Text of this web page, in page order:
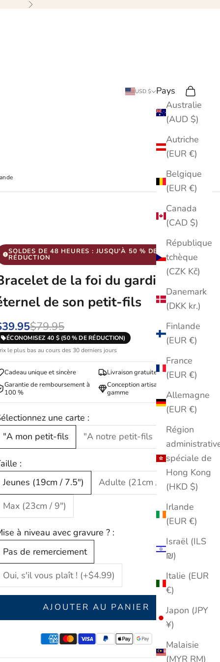
Suivant
USD $
Pays
Australie
(AUD $)
Autriche
(EUR €)
Belgique
(EUR €)
Canada
(CAD $)
République
tchèque
(CZK Kč)
Danemark
(DKK kr.)
Finlande
(EUR €)
France
(EUR €)
Allemagne
(EUR €)
Région
spéciale de
Hong Kong
(HKD $)
Irlande
(EUR €)
Israël (ILS
₪)
Italie (EUR
€)
Japon (JPY
¥)
Malaisie
(MYR RM)
Recherche
Chariot
SOLDES DE 48 HEURES : JUSQU'À 50 % DE
RÉDUCTION
de la foi du gardien
de son petit-fils
$79.95
ÉCONOMISEZ 40 $ (50 % DE RÉDUCTION)
le plus bas au cours des 30 derniers jours
Cadeau unique et sincère
Livraison gratuite
Garantie de remboursement à
100 %
Conception artisanale haut de
gamme
une carte :
"A mon petit-fils
"A notre petit-fils
:
Jeunes (19cm / 7.5")
Adulte (21cm / 8.3")
Max (23cm / 9")
à niveau avec gravure ? :
Pas de remerciement
Oui, s'il vous plaît ! (+$4.99)
AJOUTER AU PANIER